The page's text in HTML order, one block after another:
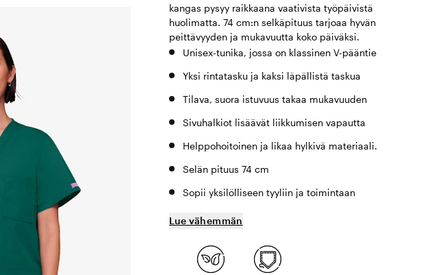
kangas pysyy raikkaana vaativista työpäivistä
huolimatta. 74 cm:n selkäpituus tarjoaa hyvän
peittävyyden ja mukavuutta koko päiväksi.
Unisex-tunika, jossa on klassinen V-pääntie
Yksi rintatasku ja kaksi läpällistä taskua
Tilava, suora istuvuus takaa mukavuuden
Sivuhalkiot lisäävät liikkumisen vapautta
Helppohoitoinen ja likaa hylkivä materiaali.
Selän pituus 74 cm
Sopii yksilölliseen tyyliin ja toimintaan
Lue vähemmän